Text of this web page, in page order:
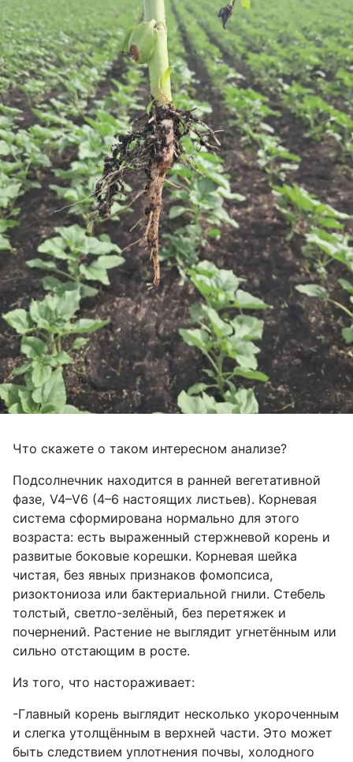
Что скажете о таком интересном анализе?
Подсолнечник находится в ранней вегетативной
фазе, V4–V6 (4–6 настоящих листьев). Корневая
система сформирована нормально для этого
возраста: есть выраженный стержневой корень и
развитые боковые корешки. Корневая шейка
чистая, без явных признаков фомопсиса,
ризоктониоза или бактериальной гнили. Стебель
толстый, светло-зелёный, без перетяжек и
почернений. Растение не выглядит угнетённым или
сильно отстающим в росте.
Из того, что настораживает:
-Главный корень выглядит несколько укороченным
и слегка утолщённым в верхней части. Это может
быть следствием уплотнения почвы, холодного